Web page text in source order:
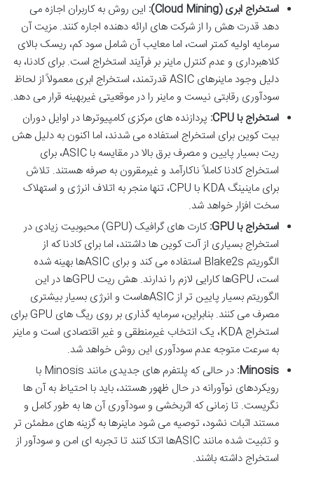
استخراج ابری (Cloud Mining):
این روش به کاربران اجازه می
دهد قدرت هش را از شرکت های ارائه دهنده اجاره کنند. مزیت آن
سرمایه اولیه کمتر است، اما معایب آن شامل سود کم، ریسک بالای
کلاهبرداری و عدم کنترل ماینر بر فرآیند استخراج است. برای کادنا، به
دلیل وجود ماینرهای ASIC قدرتمند، استخراج ابری معمولاً از لحاظ
سودآوری رقابتی نیست و ماینر را در موقعیتی غیربهینه قرار می دهد.
استخراج با CPU:
پردازنده های مرکزی کامپیوترها در اوایل دوران
بیت کوین برای استخراج استفاده می شدند، اما اکنون به دلیل هش
ریت بسیار پایین و مصرف برق بالا در مقایسه با ASIC، برای
استخراج کادنا کاملاً ناکارآمد و غیرمقرون به صرفه هستند. تلاش
برای ماینینگ KDA با CPU، تنها منجر به اتلاف انرژی و استهلاک
سخت افزار خواهد شد.
استخراج با GPU:
کارت های گرافیک (GPU) محبوبیت زیادی در
استخراج بسیاری از آلت کوین ها داشتند، اما برای کادنا که از
الگوریتم Blake2s استفاده می کند و برای ASICها بهینه شده
است، GPUها کارایی لازم را ندارند. هش ریت GPUها در این
الگوریتم بسیار پایین تر از ASICهاست و انرژی بسیار بیشتری
مصرف می کنند. بنابراین، سرمایه گذاری بر روی ریگ های GPU برای
استخراج KDA، یک انتخاب غیرمنطقی و غیر اقتصادی است و ماینر
به سرعت متوجه عدم سودآوری این روش خواهد شد.
Minosis:
در حالی که پلتفرم های جدیدی مانند Minosis با
رویکردهای نوآورانه در حال ظهور هستند، باید با احتیاط به آن ها
نگریست. تا زمانی که اثربخشی و سودآوری آن ها به طور کامل و
مستند اثبات نشود، توصیه می شود ماینرها به گزینه های مطمئن تر
و تثبیت شده مانند ASICها اتکا کنند تا تجربه ای امن و سودآور از
استخراج داشته باشند.